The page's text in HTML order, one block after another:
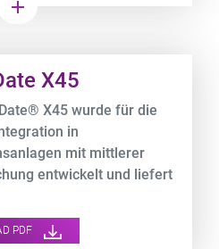
add
X45
X45 wurde für die
in
mit mittlerer
entwickelt und liefert
flexible
bei gleichzeitiger
PDF